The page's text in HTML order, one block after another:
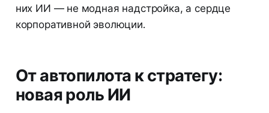
них ИИ — не модная надстройка, а сердце
корпоративной эволюции.
От автопилота к стратегу:
новая роль ИИ